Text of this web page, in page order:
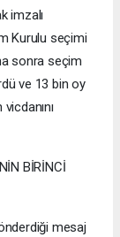
imzalı
Kurulu seçimi
sonra seçim
ve 13 bin oy
BİRİNCİ
mesaj